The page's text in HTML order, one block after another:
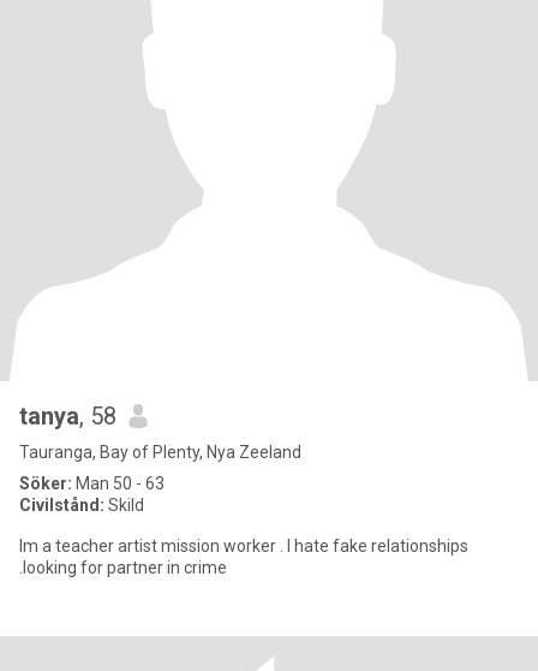
tanya, 58
Tauranga, Bay of Plenty, Nya Zeeland
Söker: Man 50 - 63
Civilstånd: Skild
Im a teacher artist mission worker . I hate fake relationships
.looking for partner in crime